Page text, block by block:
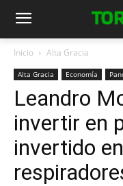
Inicio Alta Gracia
Alta Gracia Economía
Leandro
invertir en
invertido